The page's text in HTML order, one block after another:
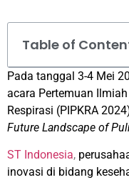
Table of
Pada tanggal 3-4 Mei
acara Pertemuan
Respirasi (PIPKRA
Future Landscape of
ST Indonesia,
inovasi di bidang